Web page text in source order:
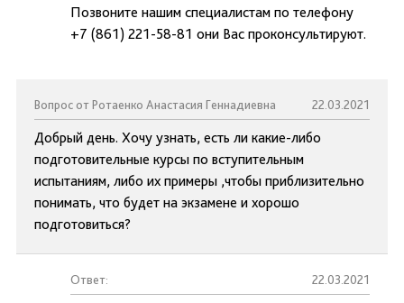
Позвоните нашим специалистам по телефону
+7 (861) 221-58-81 они Вас проконсультируют.
Вопрос от Ротаенко Анастасия Геннадиевна 22.03.2021
Добрый день. Хочу узнать, есть ли какие-либо
подготовительные курсы по вступительным
испытаниям, либо их примеры ,чтобы приблизительно
понимать, что будет на экзамене и хорошо
подготовиться?
Ответ: 22.03.2021